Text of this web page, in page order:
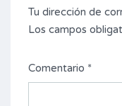
Tu dirección de
Los campos
Comentario *